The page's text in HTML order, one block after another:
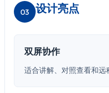
03 设计亮点
双屏协作
适合讲解、对照查看和远